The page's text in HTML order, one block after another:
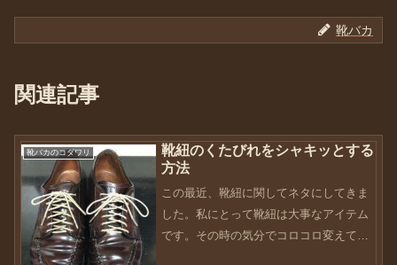
靴バカ
関連記事
靴バカのコダワリ
靴紐のくたびれをシャキッとする
方法
この最近、靴紐に関してネタにしてきま
した。私にとって靴紐は大事なアイテム
です。その時の気分でコロコロ変えてい